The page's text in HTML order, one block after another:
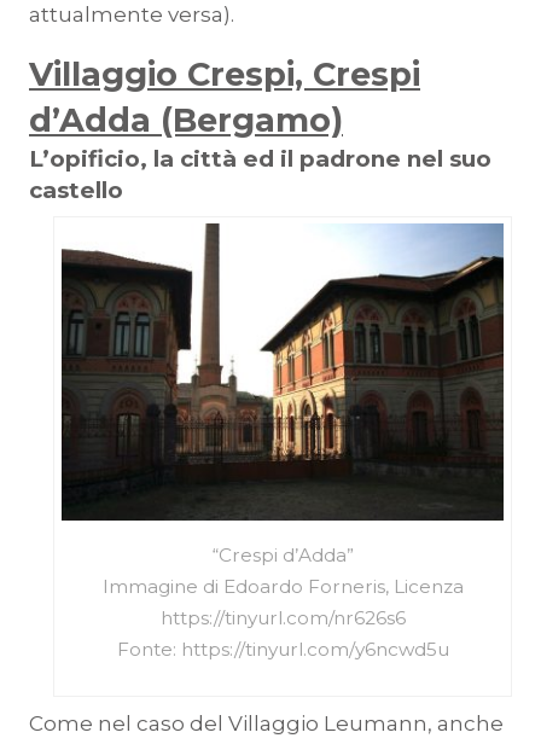
attualmente versa).
Villaggio Crespi, Crespi
d’Adda (Bergamo)
L’opificio, la città ed il padrone nel suo
castello
“Crespi d’Adda”
Immagine di Edoardo Forneris, Licenza
https://tinyurl.com/nr626s6
Fonte: https://tinyurl.com/y6ncwd5u
Come nel caso del Villaggio Leumann, anche